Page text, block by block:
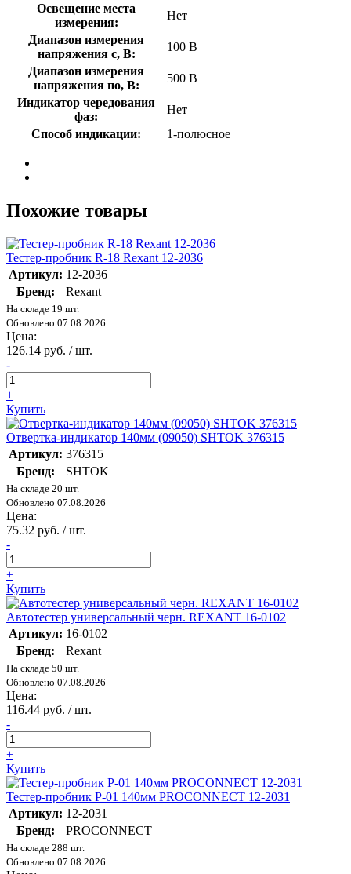
Освещение места
измерения:
Нет
Диапазон измерения
напряжения с, В:
100 В
Диапазон измерения
напряжения по, В:
500 В
Индикатор чередования
фаз:
Нет
Способ индикации:
1-полюсное
Похожие товары
Тестер-пробник R-18 Rexant 12-2036
Артикул: 12-2036
Бренд:
Rexant
На складе 19 шт.
Обновлено 07.08.2026
Цена:
126.14 руб. / шт.
-
+
Купить
Отвертка-индикатор 140мм (09050) SHTOK 376315
Артикул: 376315
Бренд:
SHTOK
На складе 20 шт.
Обновлено 07.08.2026
Цена:
75.32 руб. / шт.
-
+
Купить
Автотестер универсальный черн. REXANT 16-0102
Артикул: 16-0102
Бренд:
Rexant
На складе 50 шт.
Обновлено 07.08.2026
Цена:
116.44 руб. / шт.
-
+
Купить
Тестер-пробник P-01 140мм PROCONNECT 12-2031
Артикул: 12-2031
Бренд:
PROCONNECT
На складе 288 шт.
Обновлено 07.08.2026